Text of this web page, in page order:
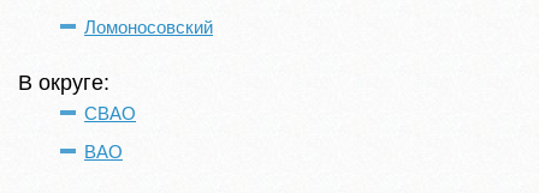
Ломоносовский
В округе:
СВАО
ВАО